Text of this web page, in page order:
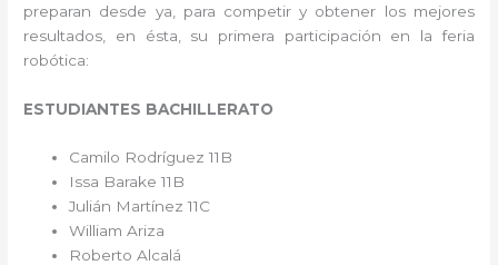
preparan desde ya, para competir y obtener los mejores
resultados, en ésta, su primera participación en la feria
robótica:
ESTUDIANTES BACHILLERATO
Camilo Rodríguez 11B
Issa Barake 11B
Julián Martínez 11C
William Ariza
Roberto Alcalá